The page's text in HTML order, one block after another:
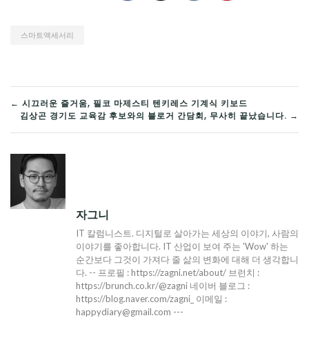
스마트액세서리
글
탐
색
← 시끄러운 즐거움, 필코 마제스티 텐키레스 기계식 키보드
김상곤 경기도 교육감 후보와의 블로거 간담회, 무사히 끝났습니다. →
자그니
IT 칼럼니스트. 디지털로 살아가는 세상의 이야기, 사람의
이야기를 좋아합니다. IT 산업이 보여 주는 'Wow' 하는
순간보다 그것이 가져다 줄 삶의 변화에 대해 더 생각합니
다. -- 프로필 : https://zagni.net/about/ 브런치 :
https://brunch.co.kr/@zagni 네이버 블로그 :
https://blog.naver.com/zagni_ 이메일 :
happydiary@gmail.com ---